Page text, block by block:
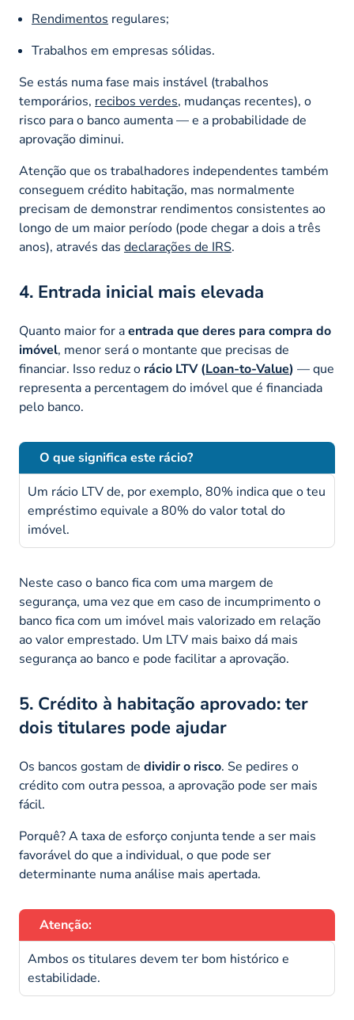
Rendimentos regulares;
Trabalhos em empresas sólidas.
Se estás numa fase mais instável (trabalhos
temporários, recibos verdes, mudanças recentes), o
risco para o banco aumenta — e a probabilidade de
aprovação diminui.
Atenção que os trabalhadores independentes também
conseguem crédito habitação, mas normalmente
precisam de demonstrar rendimentos consistentes ao
longo de um maior período (pode chegar a dois a três
anos), através das declarações de IRS.
4. Entrada inicial mais elevada
Quanto maior for aentrada que deres para compra do
imóvel, menor será o montante que precisas de
financiar. Isso reduz o rácio LTV (Loan-to-Value) — que
representa a percentagem do imóvel que é financiada
pelo banco.
O que significa este rácio?
Um rácio LTV de, por exemplo, 80% indica que o teu
empréstimo equivale a 80% do valor total do
imóvel.
Neste caso o banco fica com uma margem de
segurança, uma vez que em caso de incumprimento o
banco fica com um imóvel mais valorizado em relação
ao valor emprestado. Um LTV mais baixo dá mais
segurança ao banco e pode facilitar a aprovação.
5. Crédito à habitação aprovado: ter
dois titulares pode ajudar
Os bancos gostam de dividir o risco. Se pedires o
crédito com outra pessoa, a aprovação pode ser mais
fácil.
Porquê? A taxa de esforço conjunta tende a ser mais
favorável do que a individual, o que pode ser
determinante numa análise mais apertada.
Atenção:
Ambos os titulares devem ter bom histórico e
estabilidade.